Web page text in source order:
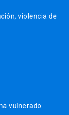
violencia de
vulnerado